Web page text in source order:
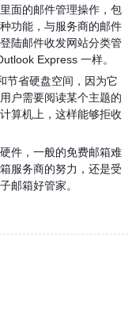
面的邮件管理操作，包
功能，与服务商的邮件
陆邮件收发网站分类管
Express 一样。
节省硬盘空间，因为它
户需要阅读某个主题的
算机上，这样能够拒收
件，一般的免费邮箱难
服务商的努力，还是受
邮箱好管家。